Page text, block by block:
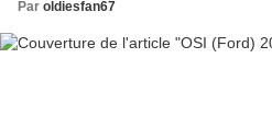
Par oldiesfan67